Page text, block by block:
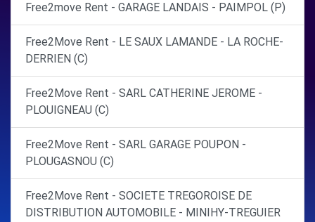
Free2move Rent - GARAGE LANDAIS - PAIMPOL (P)
Free2Move Rent - LE SAUX LAMANDE - LA ROCHE-
DERRIEN (C)
Free2Move Rent - SARL CATHERINE JEROME -
PLOUIGNEAU (C)
Free2Move Rent - SARL GARAGE POUPON -
PLOUGASNOU (C)
Free2Move Rent - SOCIETE TREGOROISE DE
DISTRIBUTION AUTOMOBILE - MINIHY-TREGUIER